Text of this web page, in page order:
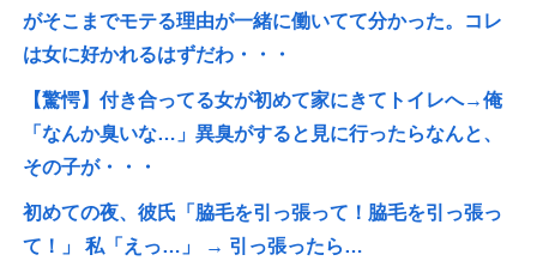
がそこまでモテる理由が一緒に働いてて分かった。コレ
は女に好かれるはずだわ・・・
【驚愕】付き合ってる女が初めて家にきてトイレへ→俺
「なんか臭いな…」異臭がすると見に行ったらなんと、
その子が・・・
初めての夜、彼氏「脇毛を引っ張って！脇毛を引っ張っ
て！」 私「えっ…」 → 引っ張ったら…